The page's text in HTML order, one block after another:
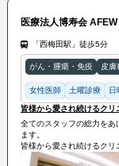
医療法人博寿会
「西梅田駅」徒歩5分
がん・腫瘍・免疫 皮膚
女性医師 土曜診療 日
皆様から愛され続けるクリ
全てのスタッフの総力をあ
ます。
皆様から愛され続けるクリ
皆様のご来院を心よりお